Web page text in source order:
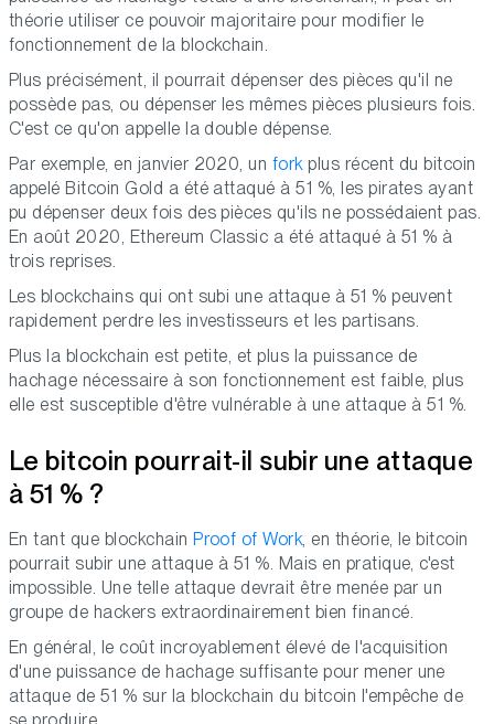
théorie utiliser ce pouvoir majoritaire pour modifier le
fonctionnement de la blockchain.
Plus précisément, il pourrait dépenser des pièces qu'il ne
possède pas, ou dépenser les mêmes pièces plusieurs fois.
C'est ce qu'on appelle la double dépense.
Par exemple, en janvier 2020, un forkplus récent du bitcoin
appelé Bitcoin Gold a été attaqué à 51 %, les pirates ayant
pu dépenser deux fois des pièces qu'ils ne possédaient pas.
En août 2020, Ethereum Classic a été attaqué à 51 % à
trois reprises.
Les blockchains qui ont subi une attaque à 51 % peuvent
rapidement perdre les investisseurs et les partisans.
Plus la blockchain est petite, et plus la puissance de
hachage nécessaire à son fonctionnement est faible, plus
elle est susceptible d'être vulnérable à une attaque à 51 %.
Le bitcoin pourrait-il subir une attaque
à 51 % ?
En tant que blockchainProof of Work, en théorie, le bitcoin
pourrait subir une attaque à 51 %. Mais en pratique, c'est
impossible. Une telle attaque devrait être menée par un
groupe de hackers extraordinairement bien financé.
En général, le coût incroyablement élevé de l'acquisition
d'une puissance de hachage suffisante pour mener une
attaque de 51 % sur la blockchain du bitcoin l'empêche de